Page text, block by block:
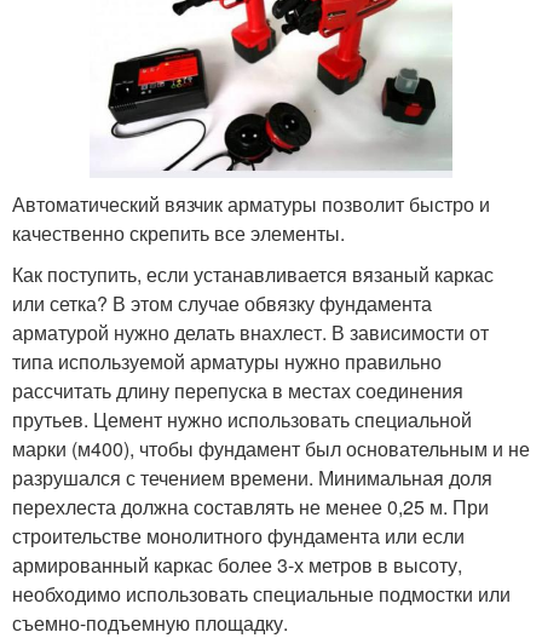
Автоматический вязчик арматуры позволит быстро и
качественно скрепить все элементы.
Как поступить, если устанавливается вязаный каркас
или сетка? В этом случае обвязку фундамента
арматурой нужно делать внахлест. В зависимости от
типа используемой арматуры нужно правильно
рассчитать длину перепуска в местах соединения
прутьев. Цемент нужно использовать специальной
марки (м400), чтобы фундамент был основательным и не
разрушался с течением времени. Минимальная доля
перехлеста должна составлять не менее 0,25 м. При
строительстве монолитного фундамента или если
армированный каркас более 3-х метров в высоту,
необходимо использовать специальные подмостки или
съемно-подъемную площадку.